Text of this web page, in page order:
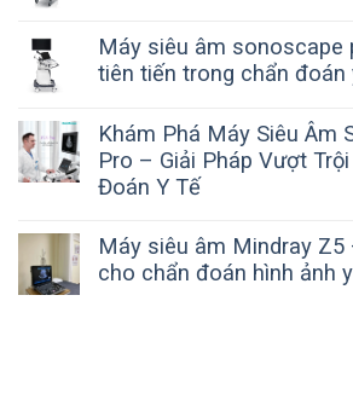
Máy siêu âm sonoscape
tiên tiến trong chẩn đoán
Khám Phá Máy Siêu Âm
Pro – Giải Pháp Vượt
Đoán Y Tế
Máy siêu âm Mindray Z5
cho chẩn đoán hình ảnh